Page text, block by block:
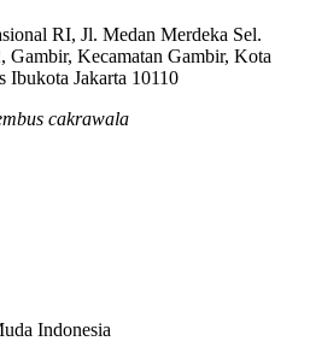
RI, Jl. Medan Merdeka Sel.
Gambir, Kecamatan Gambir, Kota
Ibukota Jakarta 10110
cakrawala
Indonesia